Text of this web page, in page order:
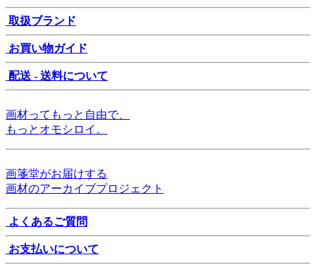
取扱ブランド
お買い物ガイド
配送 - 送料について
画材ってもっと自由で、
もっとオモシロイ。
画箋堂がお届けする
画材のアーカイブプロジェクト
よくあるご質問
お支払いについて